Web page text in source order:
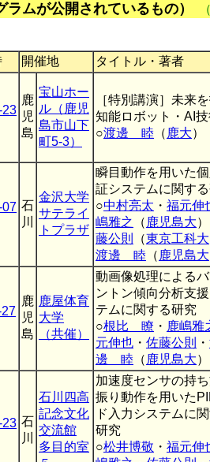
ムが公開されているもの）
開催地
タイトル・著者
23
鹿
児
島
宝山ホー
ル（鹿児
島市山下
町5-3）
［特別講演］未来
知能ロボット・AI
○渡邊 睦 （ 鹿大）
07 石
川
金沢大学
サテライ
トプラザ
瞬目動作を用いた
証システムに関す
○中村亮太 ・ 福元伸
嶋雅之
（ 鹿児島大
藤公則
（東京工科大
渡邊 睦 （ 鹿児島大
鹿
児
島
鹿屋体育
大学
（共催）
動画像処理による
ントン傾向分析支
テムに関する研究
○根比 瞭 ・ 鹿嶋雅
元伸也 ・ 佐藤公則 ・
邊 睦 （ 鹿児島大）
23 石
川
石川四高
記念文化
交流館
多目的室
加速度センサの持
振り動作を用いた
ド入力システムに
研究
○松井博敬 ・ 福元伸